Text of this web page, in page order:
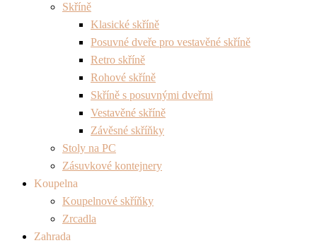
Skříně
Klasické skříně
Posuvné dveře pro vestavěné skříně
Retro skříně
Rohové skříně
Skříně s posuvnými dveřmi
Vestavěné skříně
Závěsné skříňky
Stoly na PC
Zásuvkové kontejnery
Koupelna
Koupelnové skříňky
Zrcadla
Zahrada